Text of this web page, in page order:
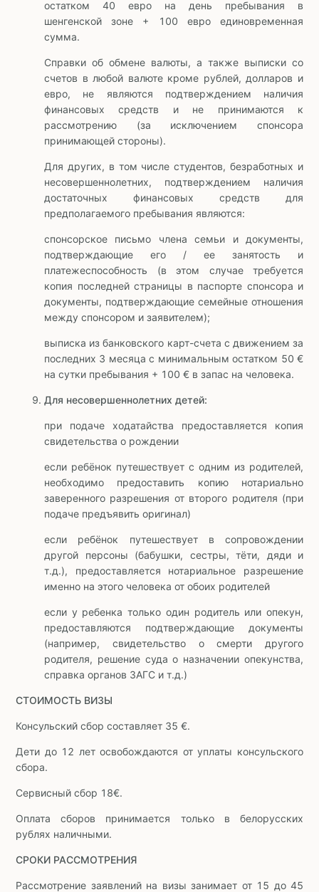
остатком 40 евро на день пребывания в
шенгенской зоне + 100 евро единовременная
сумма.
Справки об обмене валюты, а также выписки со
счетов в любой валюте кроме рублей, долларов и
евро, не являются подтверждением наличия
финансовых средств и не принимаются к
рассмотрению (за исключением спонсора
принимающей стороны).
Для других, в том числе студентов, безработных и
несовершеннолетних, подтверждением наличия
достаточных финансовых средств для
предполагаемого пребывания являются:
спонсорское письмо члена семьи и документы,
подтверждающие его / ее занятость и
платежеспособность (в этом случае требуется
копия последней страницы в паспорте спонсора и
документы, подтверждающие семейные отношения
между спонсором и заявителем);
выписка из банковского карт-счета с движением за
последних 3 месяца с минимальным остатком 50 €
на сутки пребывания + 100 € в запас на человека.
Для несовершеннолетних детей:
при подаче ходатайства предоставляется копия
свидетельства о рождении
если ребёнок путешествует с одним из родителей,
необходимо предоставить копию нотариально
заверенного разрешения от второго родителя (при
подаче предъявить оригинал)
если ребёнок путешествует в сопровождении
другой персоны (бабушки, сестры, тёти, дяди и
т.д.), предоставляется нотариальное разрешение
именно на этого человека от обоих родителей
если у ребенка только один родитель или опекун,
предоставляются подтверждающие документы
(например, свидетельство о смерти другого
родителя, решение суда о назначении опекунства,
справка органов ЗАГС и т.д.)
СТОИМОСТЬ ВИЗЫ
Консульский сбор составляет 35 €.
Дети до 12 лет освобождаются от уплаты консульского
сбора.
Сервисный сбор 18€.
Оплата сборов принимается только в белорусских
рублях наличными.
СРОКИ РАССМОТРЕНИЯ
Рассмотрение заявлений на визы занимает от 15 до 45